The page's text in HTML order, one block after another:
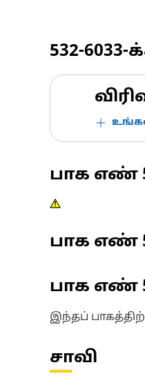
532-6033-
பாக எண்
பாக எண்
பாக எண்
இந்தப்
சாவி